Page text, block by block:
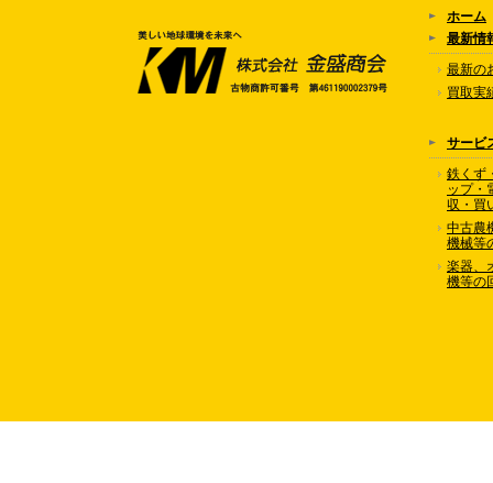
ホーム
最新情
最新の
買取実
サービ
鉄くず
ップ・
収・買
中古農
機械等
楽器、
機等の